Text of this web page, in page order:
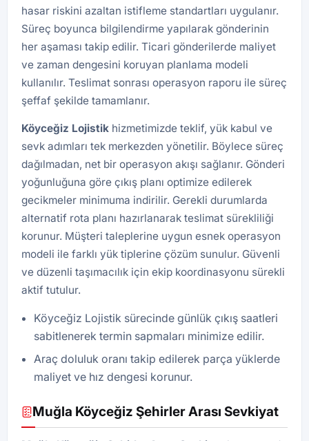
hasar riskini azaltan istifleme standartları uygulanır.
Süreç boyunca bilgilendirme yapılarak gönderinin
her aşaması takip edilir. Ticari gönderilerde maliyet
ve zaman dengesini koruyan planlama modeli
kullanılır. Teslimat sonrası operasyon raporu ile süreç
şeffaf şekilde tamamlanır.
Köyceğiz Lojistik hizmetimizde teklif, yük kabul ve
sevk adımları tek merkezden yönetilir. Böylece süreç
dağılmadan, net bir operasyon akışı sağlanır. Gönderi
yoğunluğuna göre çıkış planı optimize edilerek
gecikmeler minimuma indirilir. Gerekli durumlarda
alternatif rota planı hazırlanarak teslimat sürekliliği
korunur. Müşteri taleplerine uygun esnek operasyon
modeli ile farklı yük tiplerine çözüm sunulur. Güvenli
ve düzenli taşımacılık için ekip koordinasyonu sürekli
aktif tutulur.
Köyceğiz Lojistik sürecinde günlük çıkış saatleri
sabitlenerek termin sapmaları minimize edilir.
Araç doluluk oranı takip edilerek parça yüklerde
maliyet ve hız dengesi korunur.
Muğla Köyceğiz Şehirler Arası Sevkiyat